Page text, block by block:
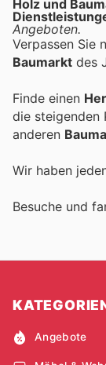
Holz und
Angeboten.
Verpassen Sie
Baumarkt des
Finde einen
die steigenden
anderen
Wir haben
Besuche und
Angebote